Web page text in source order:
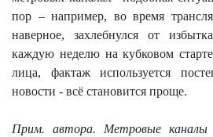
пор – например, во время
наверное, захлебнулся от
каждую неделю на кубковом
лица, фактаж используется
новости - всё становится проще.
Прим. автора. Метровые каналы